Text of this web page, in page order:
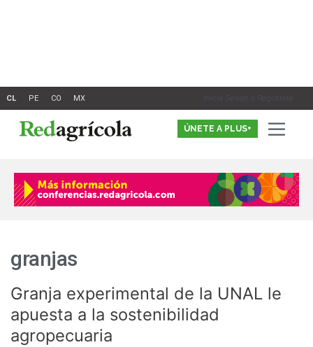
Inicia Sesión o Registrate
ÚNETE A PLUS+
granjas
Granja experimental de la UNAL le
apuesta a la sostenibilidad
agropecuaria
Granja
experimental
de
la